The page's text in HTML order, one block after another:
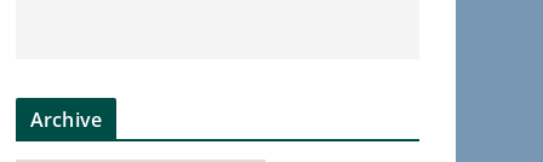
Archive